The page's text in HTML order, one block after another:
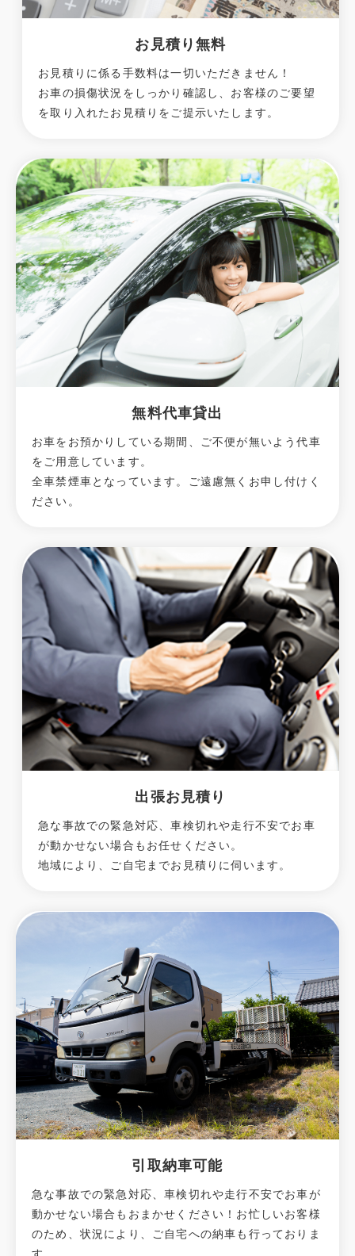
お見積り無料
お見積りに係る手数料は一切いただきません！
お車の損傷状況をしっかり確認し、お客様のご要望
を取り入れたお見積りをご提示いたします。
無料代車貸出
お車をお預かりしている期間、ご不便が無いよう代車
をご用意しています。
全車禁煙車となっています。ご遠慮無くお申し付けく
ださい。
出張お見積り
急な事故での緊急対応、車検切れや走行不安でお車
が動かせない場合もお任せください。
地域により、ご自宅までお見積りに伺います。
引取納車可能
急な事故での緊急対応、車検切れや走行不安でお車が
動かせない場合もおまかせください！お忙しいお客様
のため、状況により、ご自宅への納⾞も⾏っておりま
す。